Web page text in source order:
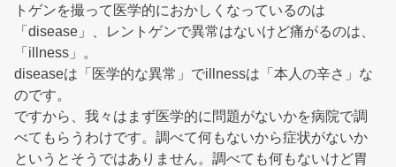
トゲンを撮って医学的におかしくなっているのは
「disease」、レントゲンで異常はないけど痛がるのは、
「illness」。
diseaseは「医学的な異常」でillnessは「本人の辛さ」な
のです。
ですから、我々はまず医学的に問題がないかを病院で調
べてもらうわけです。調べて何もないから症状がないか
というとそうではありません。調べても何もないけど胃